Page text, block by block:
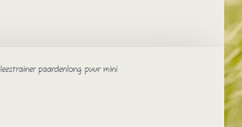
paardenlong puur mini